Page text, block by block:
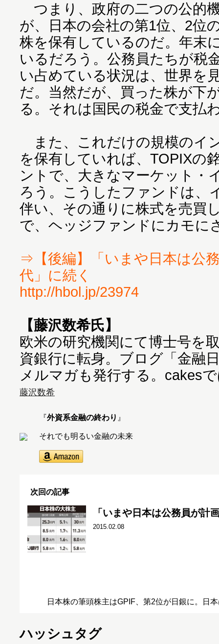
つまり、政府の二つの公的
が、日本の会社の第1位、2位
株を保有しているのだ。年末
いるだろう。公務員たちが税
い占めている状況は、世界を
だ。当然だが、買った株が下
る。それは国民の税金で支払
また、これだけの規模のイ
を保有していれば、TOPIXの
ントで、大きなマーケット・
ろう。こうしたファンドは、
伴い、その通りに株式を売買
で、ヘッジファンドにカモに
⇒【後編】「いまや日本は公
代」に続く
http://hbol.jp/23974
【藤沢数希氏】
欧米の研究機関にて博士号を
資銀行に転身。ブログ「金融
メルマガも発行する。cakes
藤沢数希
『外資系金融の終わり 』
それでも明るい金融の未来
次回の記事
「いまや日本は公務員が計
2015.02.08
日本株の筆頭株主はGPIF、第2位が日銀に。日
ハッシュタグ